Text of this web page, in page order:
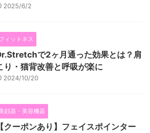
2025/6/2
ィットネス
で2ヶ月通った効果とは？肩
り・猫背改善と呼吸が楽に
2024/10/20
顔器・美容機器
【クーポンあり】フェイスポインター